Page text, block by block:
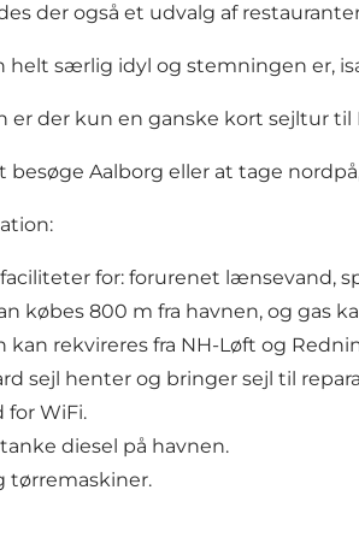
der også et udvalg af
helt særlig idyl og stemningen er,
er der kun en ganske kort sejltur til
besøge Aalborg eller at tage
for: forurenet lænsevand,
købes 800 m fra havnen, og gas
kan rekvireres fra NH-Løft og
sejl henter og bringer sejl til
for WiFi.
diesel på havnen.
tørremaskiner.